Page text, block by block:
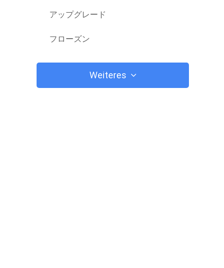
アップグレード
フローズン
Weiteres